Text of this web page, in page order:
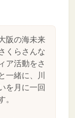
阪の海未来
くらさんな
ア活動をさ
一緒に、川
を月に一回
。